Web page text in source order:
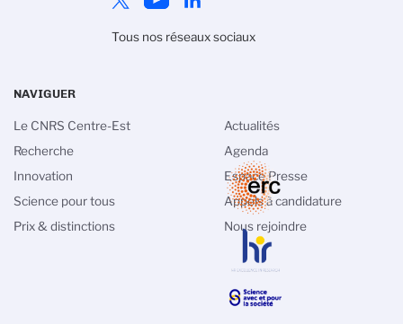
Tous nos réseaux sociaux
NAVIGUER
Le CNRS Centre-Est
Recherche
Innovation
Science pour tous
Prix & distinctions
Actualités
Agenda
Espace Presse
Appels à candidature
Nous rejoindre